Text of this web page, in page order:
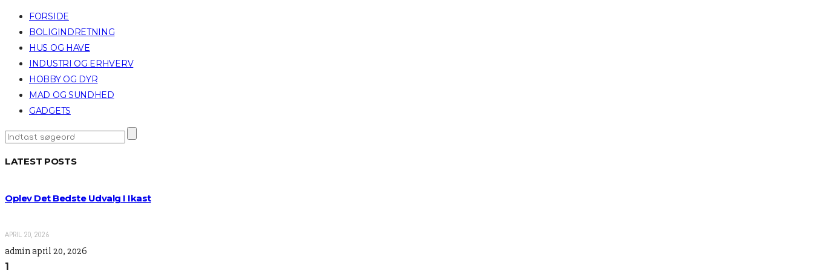
FORSIDE
BOLIGINDRETNING
HUS OG HAVE
INDUSTRI OG ERHVERV
HOBBY OG DYR
MAD OG SUNDHED
GADGETS
LATEST POSTS
Oplev Det Bedste Udvalg I Ikast
APRIL 20, 2026
adminapril 20, 2026
1